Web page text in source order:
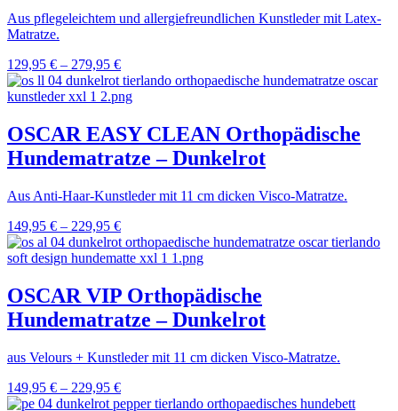
Aus pflegeleichtem und allergiefreundlichen Kunstleder mit Latex-
Matratze.
129,95 € – 279,95 €
OSCAR EASY CLEAN Orthopädische
Hundematratze – Dunkelrot
Aus Anti-Haar-Kunstleder mit 11 cm dicken Visco-Matratze.
149,95 € – 229,95 €
OSCAR VIP Orthopädische
Hundematratze – Dunkelrot
aus Velours + Kunstleder mit 11 cm dicken Visco-Matratze.
149,95 € – 229,95 €